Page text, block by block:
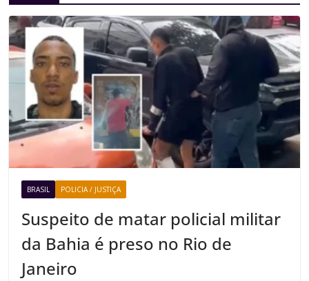
BRASIL POLICIA / JUSTIÇA
Suspeito de matar policial militar
da Bahia é preso no Rio de
Janeiro